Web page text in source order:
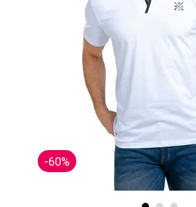
-60%